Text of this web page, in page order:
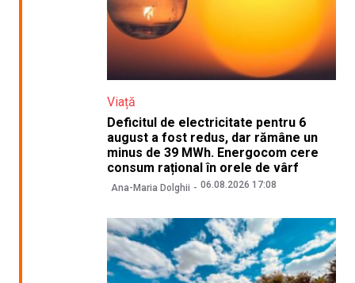
Viață
Deficitul de electricitate pentru 6
august a fost redus, dar rămâne un
minus de 39 MWh. Energocom cere
consum rațional în orele de vârf
Ana-Maria Dolghii 06.08.2026 17:08